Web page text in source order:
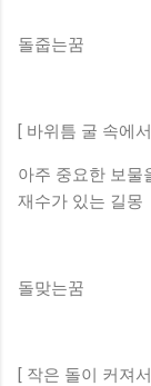
돌줍는꿈
[ 바위틈 굴 속에
아주 중요한 보물
재수가 있는 길몽
돌맞는꿈
[ 작은 돌이 커져